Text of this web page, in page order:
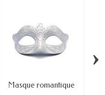
Masque romantique
›